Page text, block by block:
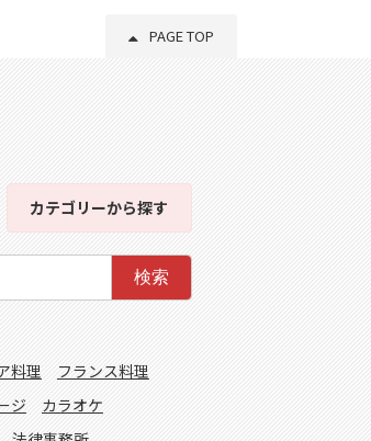
PAGE TOP
カテゴリーから探す
検索
料理
フランス料理
ジ
カラオケ